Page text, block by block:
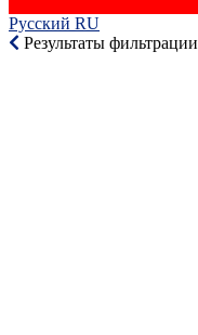
Русский RU‎
Результаты фильтрации